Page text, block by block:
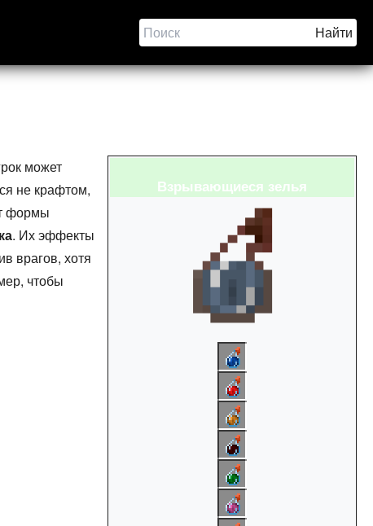
Взрывающиеся зелья
может
не крафтом,
формы
. Их эффекты
врагов, хотя
чтобы